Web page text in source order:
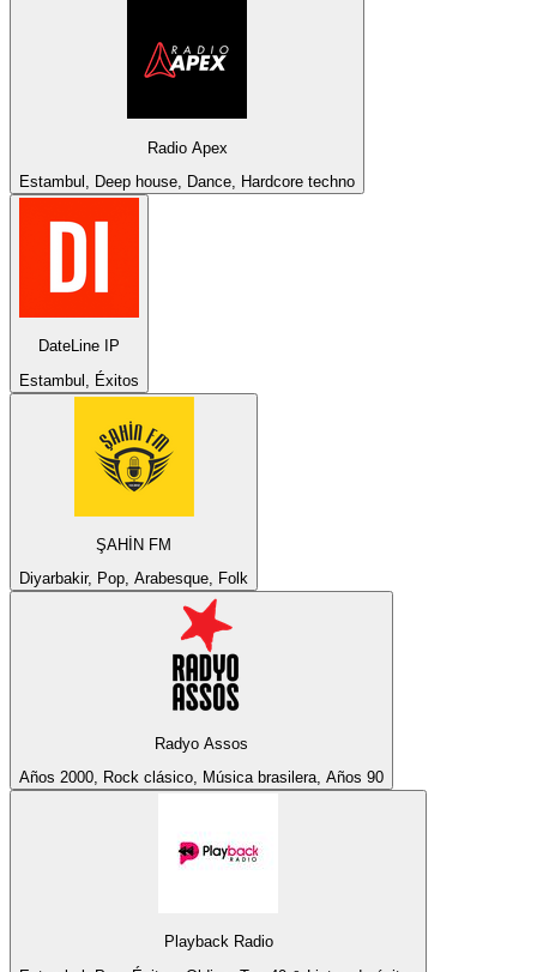
Radio Apex
Estambul, Deep house, Dance, Hardcore techno
DateLine IP
Estambul, Éxitos
ŞAHİN FM
Diyarbakir, Pop, Arabesque, Folk
Radyo Assos
Años 2000, Rock clásico, Música brasilera, Años 90
Playback Radio